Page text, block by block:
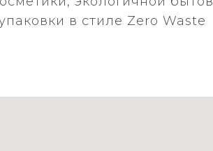
в стиле Zero Waste